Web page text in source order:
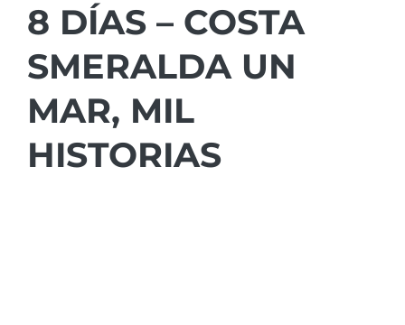
8 DÍAS – COSTA
SMERALDA UN
MAR, MIL
HISTORIAS